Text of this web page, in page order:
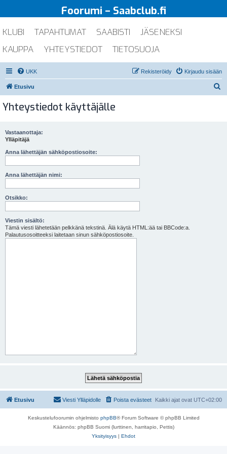
Foorumi – Saabclub.fi
KLUBI TAPAHTUMAT SAABISTI
JÄSENEKSI
KAUPPA
YHTEYSTIEDOT TIETOSUOJA
UKK Kirjaudu sisään
Rekisteröidy
Etusivu
Yhteystiedot käyttäjälle
Vastaanottaja:
Ylläpitäjä
Anna lähettäjän sähköpostiosoite:
Anna lähettäjän nimi:
Otsikko:
Viestin sisältö:
Tämä viesti lähetetään pelkkänä tekstinä. Älä käytä HTML:ää tai BBCode:a.
Palautusosoitteeksi laitetaan sinun sähköpostiosoite.
Etusivu Kaikki ajat ovat UTC+02:00
Poista evästeet
Viesti Ylläpidolle
Keskustelufoorumin ohjelmisto phpBB® Forum Software © phpBB Limited
Käännös: phpBB Suomi (lurttinen, harritapio, Pettis)
Yksityisyys | Ehdot